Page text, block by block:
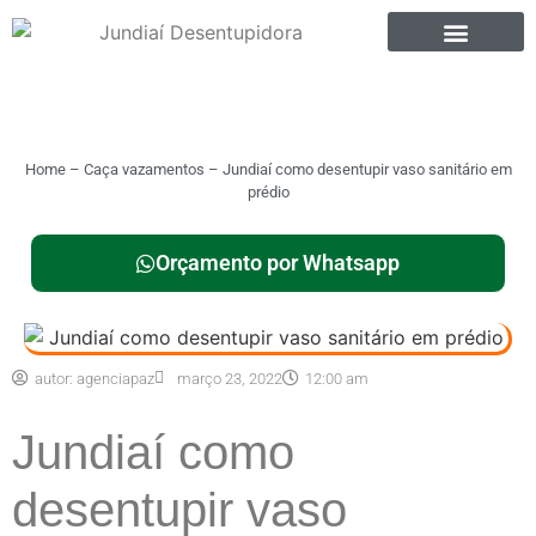
Home– Caça vazamentos – Jundiaí como desentupir vaso sanitário em
prédio
Orçamento por Whatsapp
autor: agenciapaz março 23, 2022 12:00 am
Jundiaí como
desentupir vaso